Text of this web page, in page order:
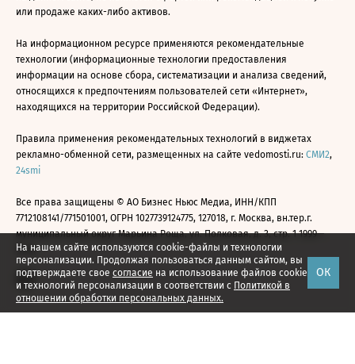
На нашем сайте используются cookie-файлы и технологии
персонализации. Продолжая пользоваться данным сайтом, вы
подтверждаете свое согласие на использование файлов cookie
и технологий персонализации в соответствии с Политикой в
отношении обработки персональных данных.
ОК
или продаже каких-либо активов.
На информационном ресурсе применяются рекомендательные
технологии (информационные технологии предоставления
информации на основе сбора, систематизации и анализа сведений,
относящихся к предпочтениям пользователей сети «Интернет»,
находящихся на территории Российской Федерации).
Правила применения рекомендательных технологий в виджетах
рекламно-обменной сети, размещенных на сайте vedomosti.ru: СМИ2,
24smi
Все права защищены © АО Бизнес Ньюс Медиа, ИНН/КПП
7712108141/771501001, ОГРН 1027739124775, 127018, г. Москва, вн.тер.г.
муниципальный округ Марьина Роща, ул. Полковая, д. 3, стр. 1 1999—
2026